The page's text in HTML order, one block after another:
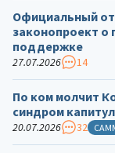
Официальный
законопроект о
поддержке
27.07.2026 14
По ком молчит
синдром
20.07.2026 32